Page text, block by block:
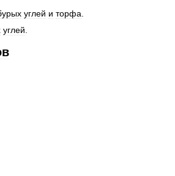
углей и торфа
углей